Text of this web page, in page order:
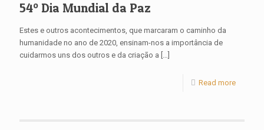
54º Dia Mundial da Paz
Estes e outros acontecimentos, que marcaram o caminho da
humanidade no ano de 2020, ensinam-nos a importância de
cuidarmos uns dos outros e da criação a […]
Read more